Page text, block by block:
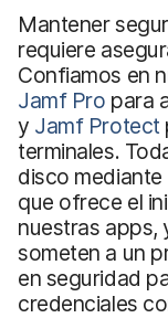
Mantener
requiere
Confiamos en
Jamf Pro para
y Jamf Protect
terminales.
disco mediante
que ofrece el
nuestras apps,
someten a un
en seguridad
credenciales